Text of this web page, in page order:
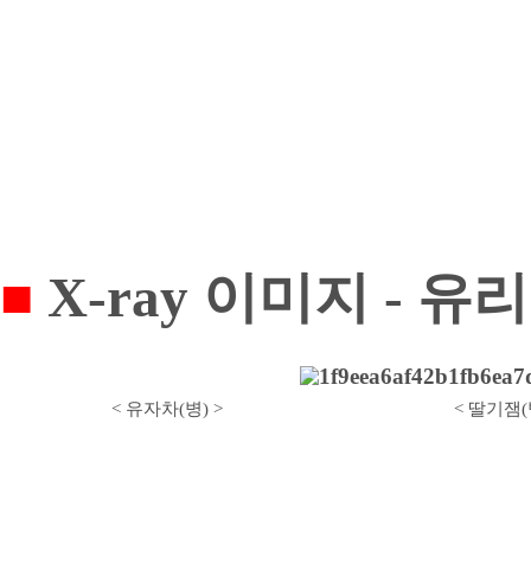
■ X-ray 이미지 - 유
< 유자차(병) > < 딸기잼(